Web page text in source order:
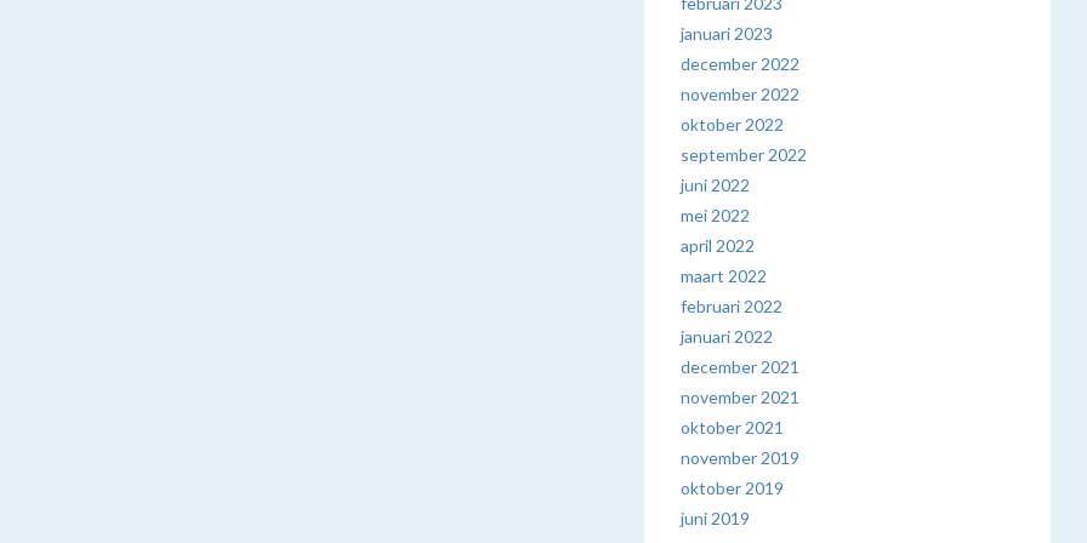
januari 2023
december 2022
november 2022
oktober 2022
september 2022
juni 2022
mei 2022
april 2022
maart 2022
februari 2022
januari 2022
december 2021
november 2021
oktober 2021
november 2019
oktober 2019
juni 2019